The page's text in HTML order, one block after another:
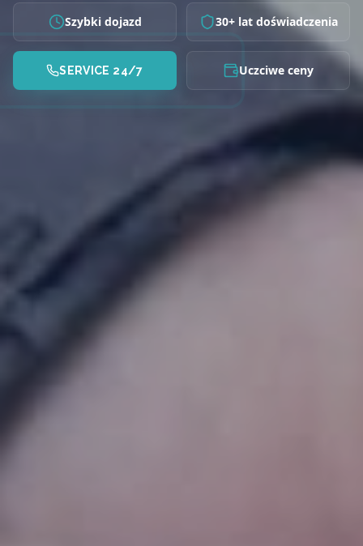
Szybki dojazd 30+ lat doświadczenia
SERVICE 24/7 Uczciwe ceny